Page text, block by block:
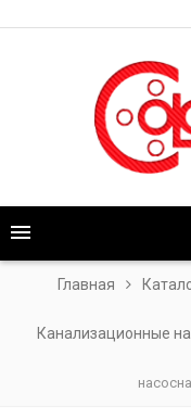
Главная
Канализационные